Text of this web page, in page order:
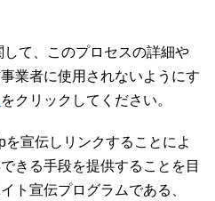
て、このプロセスの詳細や
業者に使用されないようにす
をクリックしてください。
宣伝しリンクすることによ
きる手段を提供することを目
ト宣伝プログラムである、